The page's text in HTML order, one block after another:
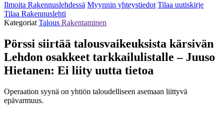
Ilmoita Rakennuslehdessä Myynnin yhteystiedot Tilaa uutiskirje
Tilaa Rakennuslehti
KategoriatTalous Rakentaminen
Pörssi siirtää talousvaikeuksista kärsivän
Lehdon osakkeet tarkkailulistalle – Juuso
Hietanen: Ei liity uutta tietoa
Operaation syynä on yhtiön taloudelliseen asemaan liittyvä
epävarmuus.